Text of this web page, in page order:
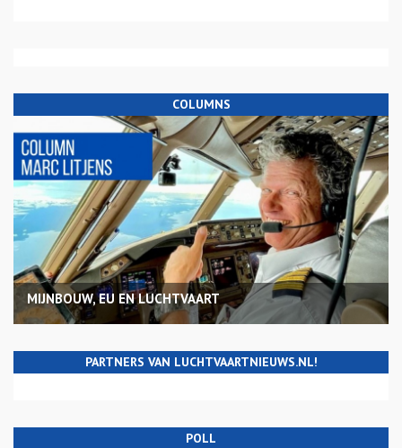
COLUMNS
MIJNBOUW, EU EN LUCHTVAART
PARTNERS VAN LUCHTVAARTNIEUWS.NL!
POLL